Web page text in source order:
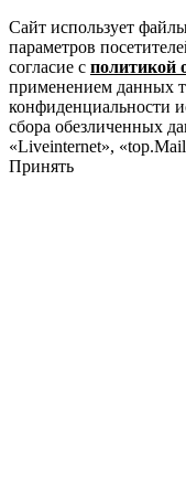
Сайт использует
параметров
согласие с политикой
применением данных
конфиденциальности
сбора обезличенных
«Liveinternet»,
Принять